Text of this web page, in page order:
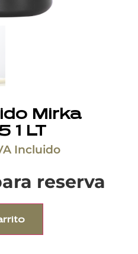
Mirka
1 LT
Incluido
reserva